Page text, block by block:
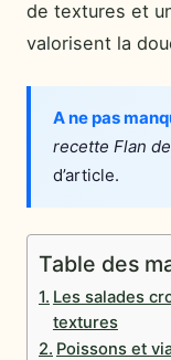
de textures et
valorisent la
A ne pas
recette Flan
d’article.
Table des
Les salades
textures
Poissons et